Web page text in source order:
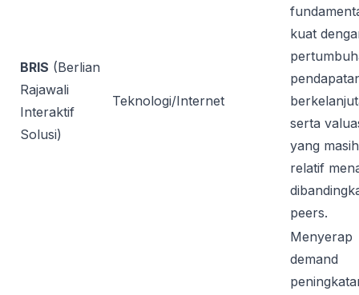
BRIS (Berlian
Rajawali
Interaktif
Solusi)
Teknologi/Internet
kuat
serta
yang masih
relatif
peers.
Menyerap
demand